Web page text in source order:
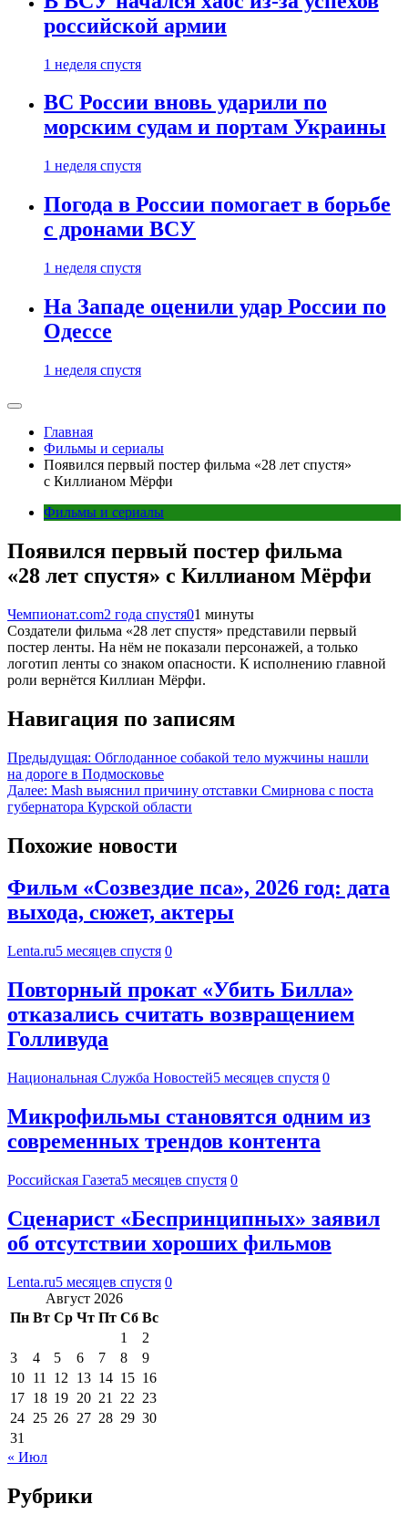
российской армии
1 неделя спустя
ВС России вновь ударили по
морским судам и портам Украины
1 неделя спустя
Погода в России помогает в борьбе
с дронами ВСУ
1 неделя спустя
На Западе оценили удар России по
Одессе
1 неделя спустя
Главная
Фильмы и сериалы
Появился первый постер фильма «28 лет спустя»
с Киллианом Мёрфи
Фильмы и сериалы
Появился первый постер фильма
«28 лет спустя» с Киллианом Мёрфи
Чемпионат.com2 года спустя01 минуты
Создатели фильма «28 лет спустя» представили первый
постер ленты. На нём не показали персонажей, а только
логотип ленты со знаком опасности. К исполнению главной
роли вернётся Киллиан Мёрфи.
Навигация по записям
Предыдущая: Обглоданное собакой тело мужчины нашли
на дороге в Подмосковье
Далее: Mash выяснил причину отставки Смирнова с поста
губернатора Курской области
Похожие новости
Фильм «Созвездие пса», 2026 год: дата
выхода, сюжет, актеры
Lenta.ru5 месяцев спустя 0
Повторный прокат «Убить Билла»
отказались считать возвращением
Голливуда
Национальная Служба Новостей5 месяцев спустя 0
Микрофильмы становятся одним из
современных трендов контента
Российская Газета5 месяцев спустя 0
Сценарист «Беспринципных» заявил
об отсутствии хороших фильмов
Lenta.ru5 месяцев спустя 0
Август 2026
Пн Вт Ср Чт Пт Сб Вс
1
2
3
4 5 6 7 8
9
10 11 12 13 14 15 16
17 18 19 20 21 22 23
24 25 26 27 28 29 30
31
« Июл
Рубрики